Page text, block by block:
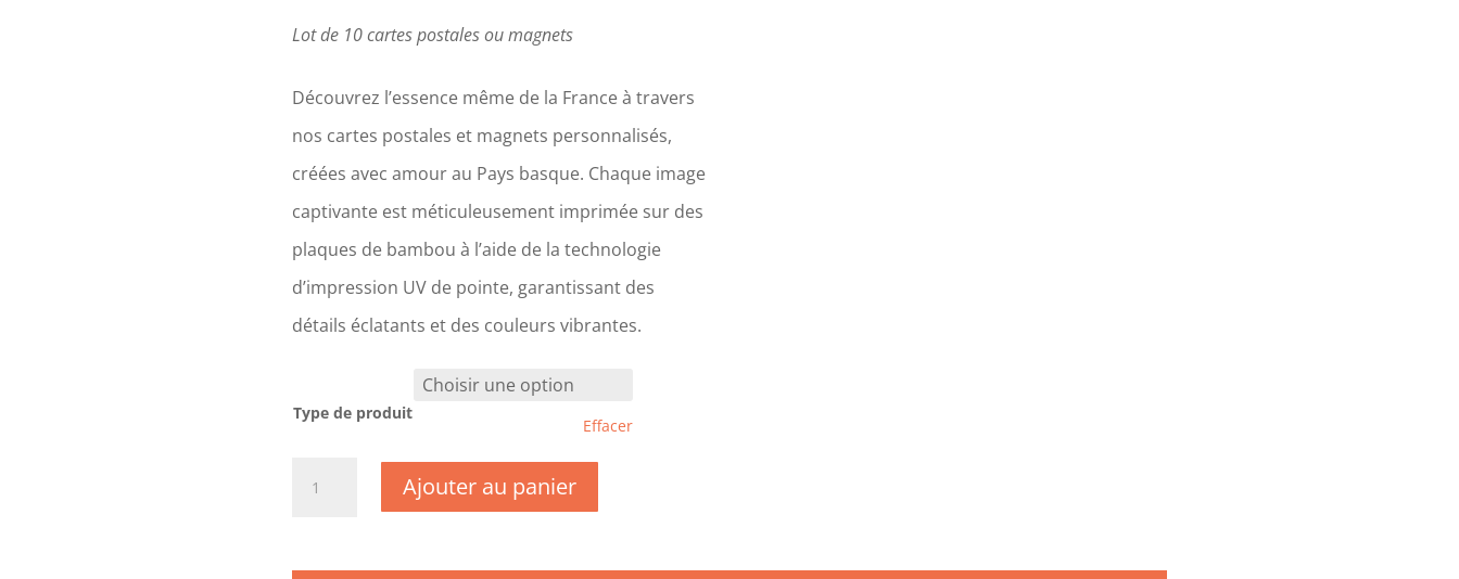
Lot de 10 cartes postales ou magnets
Découvrez l’essence même de la France à travers
nos cartes postales et magnets personnalisés,
créées avec amour au Pays basque. Chaque image
captivante est méticuleusement imprimée sur des
plaques de bambou à l’aide de la technologie
d’impression UV de pointe, garantissant des
détails éclatants et des couleurs vibrantes.
Type de produit
Effacer
Pyrénées
Ajouter au panier